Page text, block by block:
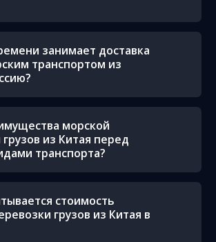
занимает доставка
транспортом из
морской
из Китая перед
транспорта?
стоимость
грузов из Китая в